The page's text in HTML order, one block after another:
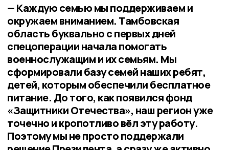
— Каждую семью мы поддерживаем и
окружаем вниманием. Тамбовская
область буквально с первых дней
спецоперации начала помогать
военнослужащим и их семьям. Мы
сформировали базу семей наших ребят,
детей, которым обеспечили бесплатное
питание. До того, как появился фонд
«Защитники Отечества», наш регион уже
точечно и кропотливо вёл эту работу.
Поэтому мы не просто поддержали